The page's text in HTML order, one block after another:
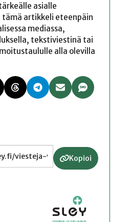
asialle
artikkeli eteenpäin
mediassa,
tekstiviestinä tai
alla olevilla
Kopioi